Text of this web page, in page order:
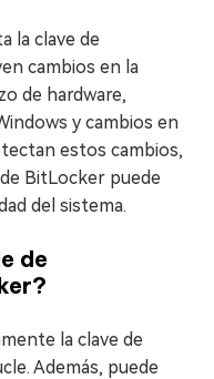
la clave de
cambios en la
de hardware,
y cambios en
estos cambios,
BitLocker puede
del sistema.
de
la clave de
Además, puede